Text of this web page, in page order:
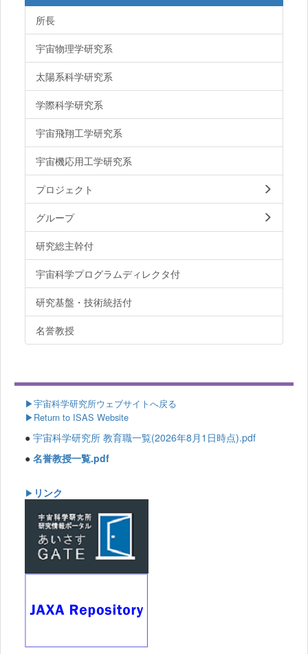
所長
宇宙物理学研究系
太陽系科学研究系
学際科学研究系
宇宙飛翔工学研究系
宇宙機応用工学研究系
プロジェクト
グループ
研究総主幹付
宇宙科学プログラムディレクタ付
研究基盤・技術統括付
名誉教授
▶宇宙科学研究所ウェブサイトへ戻る
▶Return to ISAS Website
● 宇宙科学研究所 教育職一覧(2026年8月1日時点).pdf
● 名誉教授一覧.pdf
▶ リンク